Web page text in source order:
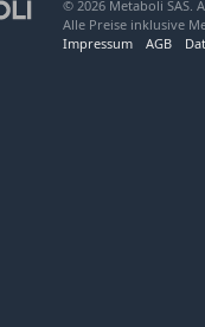
© 2026 Metaboli SAS.
Alle Preise inklusive
Impressum
AGB